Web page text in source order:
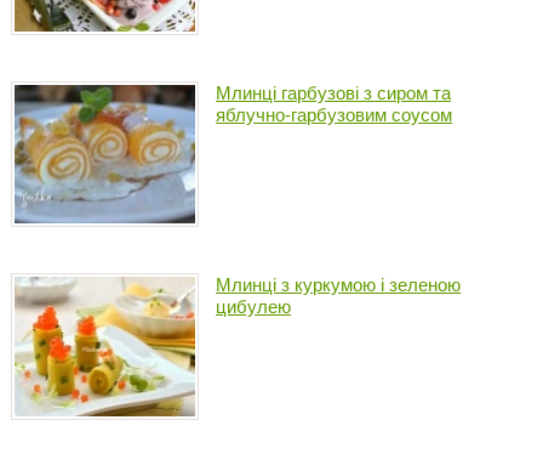
Млинці гарбузові з сиром та
яблучно-гарбузовим соусом
Млинці з куркумою і зеленою
цибулею